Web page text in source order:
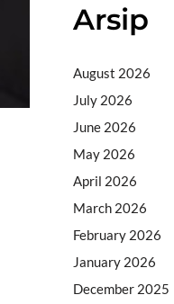
Arsip
August 2026
July 2026
June 2026
May 2026
April 2026
March 2026
February 2026
January 2026
December 2025